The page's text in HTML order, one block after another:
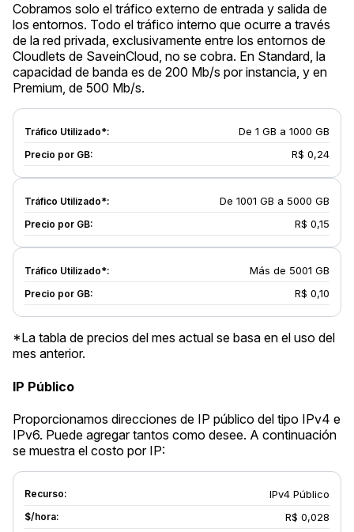
Cobramos solo el tráfico externo de entrada y salida de
los entornos. Todo el tráfico interno que ocurre a través
de la red privada, exclusivamente entre los entornos de
Cloudlets de SaveinCloud, no se cobra. En Standard, la
capacidad de banda es de 200 Mb/s por instancia, y en
Premium, de 500 Mb/s.
De 1 GB a 1000 GB
R$ 0,24
De 1001 GB a 5000 GB
R$ 0,15
Más de 5001 GB
R$ 0,10
*La tabla de precios del mes actual se basa en el uso del
mes anterior.
IP Público
Proporcionamos direcciones de IP público del tipo IPv4 e
IPv6. Puede agregar tantos como desee. A continuación
se muestra el costo por IP:
IPv4 Público
R$ 0,028